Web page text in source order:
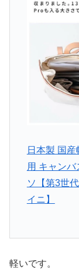
日本製 国
用 キャン
ソ【第3世
イニ】
軽いです。